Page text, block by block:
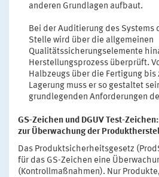
anderen Grundlagen aufbaut.
Bei der Auditierung des
Stelle wird über die allgemeinen
Qualitätssicherungselemente
Herstellungsprozess überprüft.
Halbzeugs über die Fertigung bis
Lagerung muss er so gestaltet
grundlegenden Anforderungen
GS-Zeichen und DGUV Test-
zur Überwachung der
Das Produktsicherheitsgesetz
für das GS-Zeichen eine
(Kontrollmaßnahmen). Nur